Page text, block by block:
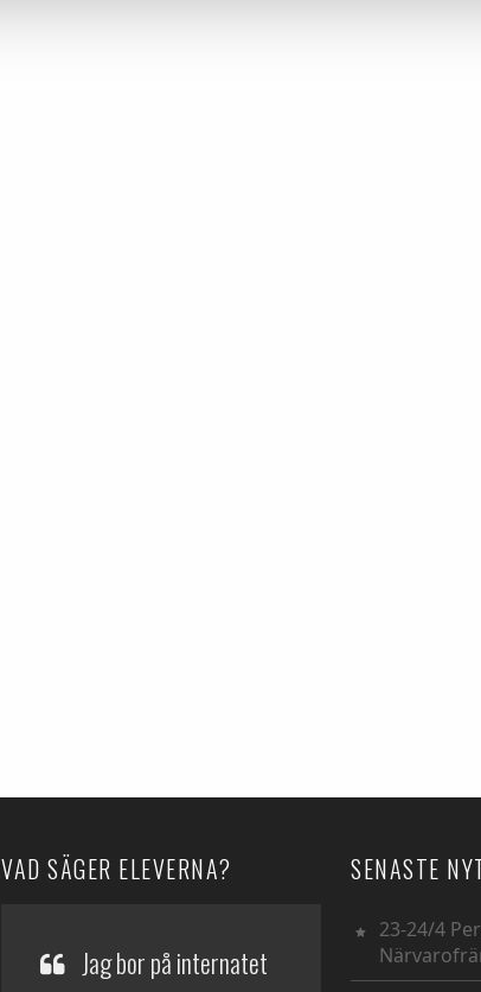
VAD SÄGER ELEVERNA?
Jag bor på internatet
SENASTE
23-24/4